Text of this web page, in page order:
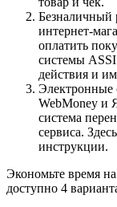
Безналичный
интернет-
оплатить
системы
действия и
Электронные
WebMoney и
система
сервиса.
инструкции.
Экономьте время
доступно 4